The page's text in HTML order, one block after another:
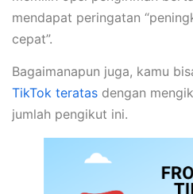
mendapat peringatan
cepat”.
Bagaimanapun juga, kamu
TikTok teratas dengan
jumlah pengikut ini.